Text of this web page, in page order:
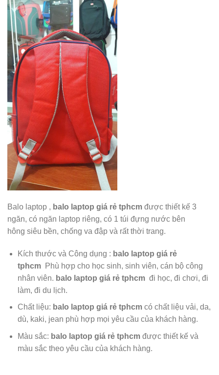
Balo laptop , balo laptop giá rẻ tphcm được thiết kế 3
ngăn, có ngăn laptop riêng, có 1 túi đựng nước bên
hông siêu bền, chống va đập và rất thời trang.
Kích thước và Công dụng : balo laptop giá rẻ
tphcm
Phù hợp cho học sinh, sinh viên, cán bộ công
nhân viên. balo laptop giá rẻ tphcm đi học, đi chơi, đi
làm, đi du lịch.
Chất liệu: balo laptop giá rẻ tphcm có chất liệu vải, da,
dù, kaki, jean phù hợp mọi yêu cầu của khách hàng.
Màu sắc: balo laptop giá rẻ tphcm được thiết kế và
màu sắc theo yêu cầu của khách hàng.